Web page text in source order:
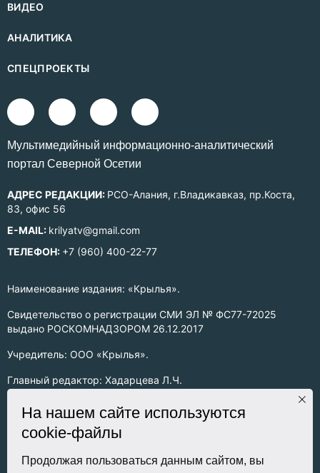
Наименование издания: «Крылья».
Свидетельство о регистрации СМИ ЭЛ № ФС77-72025
выдано РОСКОМНАДЗОРОМ 26.12.2017
Учредитель: ООО «Крылья».
Главный редактор: Хадарцева Л.Ч.
Информация на сайте предназначена для лиц старше 16 лет.
Все права на любые материалы, опубликованные на сайте,
защищены в соответствии с российским законодательством
об интеллектуальной собственности. Любое использование
ВИДЕО
АНАЛИТИКА
СПЕЦПРОЕКТЫ
Mультимедийный информационно-аналитический
портал Северной Осетии
АДРЕС РЕДАКЦИИ: РСО-Алания, г.Владикавказ, пр.Коста,
83, офис 56
E-MAIL: krilyatv@gmail.com
ТЕЛЕФОН: +7 (960) 400-22-77
На нашем сайте используются
cookie-файлы
Продолжая пользоваться данным сайтом, вы